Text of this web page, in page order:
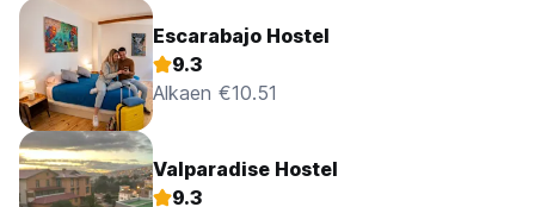
Escarabajo Hostel
9.3
Alkaen €10.51
Valparadise Hostel
9.3